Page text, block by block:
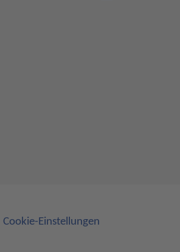
Cookie-Einstellungen